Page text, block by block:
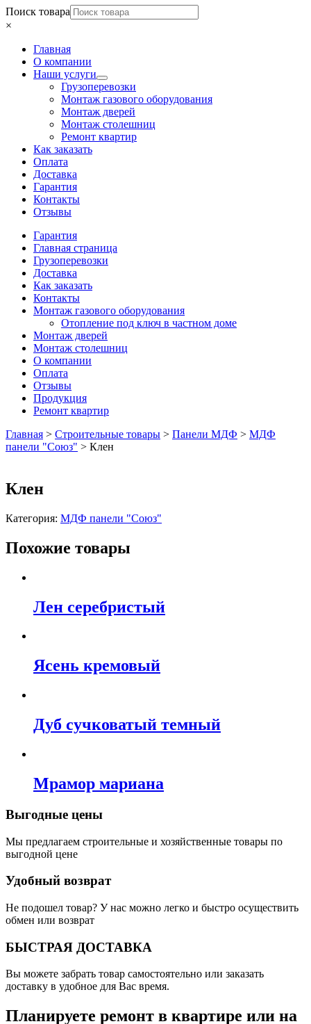
Поиск товара
×
Главная
О компании
Наши услуги
Грузоперевозки
Монтаж газового оборудования
Монтаж дверей
Монтаж столешниц
Ремонт квартир
Как заказать
Оплата
Доставка
Гарантия
Контакты
Отзывы
Гарантия
Главная страница
Грузоперевозки
Доставка
Как заказать
Контакты
Монтаж газового оборудования
Отопление под ключ в частном доме
Монтаж дверей
Монтаж столешниц
О компании
Оплата
Отзывы
Продукция
Ремонт квартир
Главная > Строительные товары > Панели МДФ > МДФ
панели "Союз" > Клен
Клен
Категория: МДФ панели "Союз"
Похожие товары
Лен серебристый
Ясень кремовый
Дуб сучковатый темный
Мрамор мариана
Выгодные цены
Мы предлагаем строительные и хозяйственные товары по
выгодной цене
Удобный возврат
Не подошел товар? У нас можно легко и быстро осуществить
обмен или возврат
БЫСТРАЯ ДОСТАВКА
Вы можете забрать товар самостоятельно или заказать
доставку в удобное для Вас время.
Планируете ремонт в квартире или на